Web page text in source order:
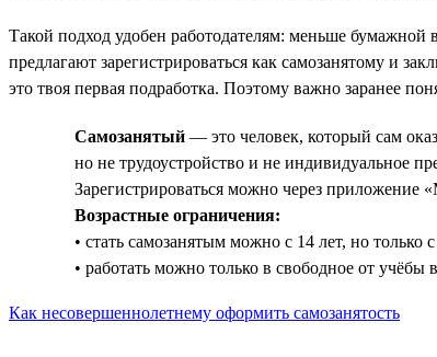
Такой подход удобен работодателям: меньше
предлагают зарегистрироваться как самозанятому и
это твоя первая подработка. Поэтому важно заранее
Самозанятый — это человек, который сам
но не трудоустройство и не индивидуальное
Зарегистрироваться можно через приложение
Возрастные ограничения:
• стать самозанятым можно с 14 лет, но
• работать можно только в свободное от
Как несовершеннолетнему оформить самозанятость